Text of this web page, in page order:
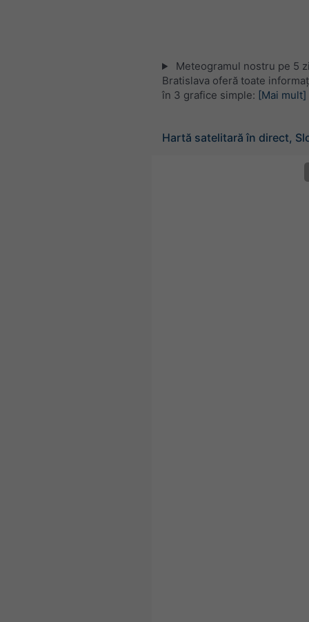
Meteogramul nostru pe 5
Bratislava oferă toate
în 3 grafice simple: [Mai mult]
Hartă satelitară în direct,